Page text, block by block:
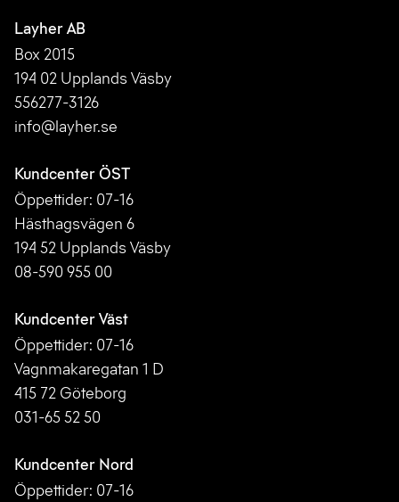
Layher AB
Box 2015
194 02 Upplands Väsby
556277-3126
info@layher.se
Kundcenter ÖST
Öppettider: 07-16
Hästhagsvägen 6
194 52 Upplands Väsby
08-590 955 00
Kundcenter Väst
Öppettider: 07-16
Vagnmakaregatan 1 D
415 72 Göteborg
031-65 52 50
Kundcenter Nord
Öppettider: 07-16